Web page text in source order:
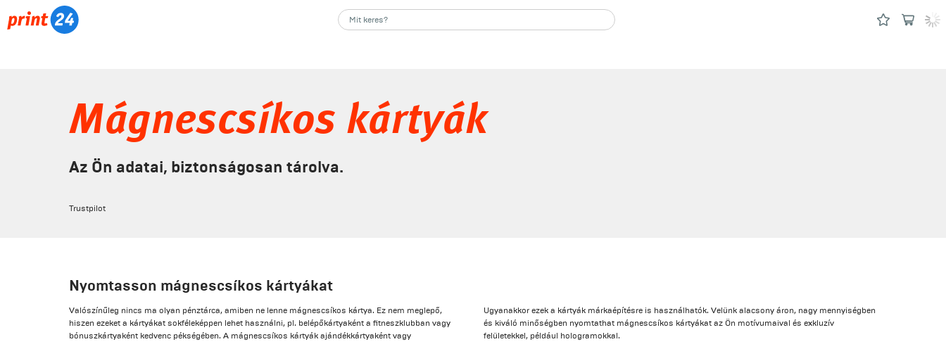
Mágnescsíkos kártyák
Az Ön adatai, biztonságosan tárolva.
Trustpilot
Nyomtasson mágnescsíkos kártyákat
Valószínűleg nincs ma olyan pénztárca, amiben ne lenne mágnescsíkos kártya. Ez nem meglepő,
hiszen ezeket a kártyákat sokféleképpen lehet használni, pl. belépőkártyaként a fitneszklubban vagy
bónuszkártyaként kedvenc pékségében. A mágnescsíkos kártyák ajándékkártyaként vagy
Ugyanakkor ezek a kártyák márkaépítésre is használhatók. Velünk alacsony áron, nagy mennyiségben
és kiváló minőségben nyomtathat mágnescsíkos kártyákat az Ön motívumaival és exkluzív
felületekkel, például hologramokkal.